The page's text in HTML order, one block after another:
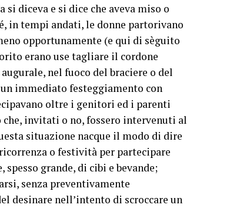
diceva e si dice che aveva miso o
in tempi andati, le donne partorivano
opportunamente (e qui di sèguito
erano use tagliare il cordone
nel fuoco del braciere o del
immediato festeggiamento con
oltre i genitori ed i parenti
invitati o no, fossero intervenuti al
situazione nacque il modo di dire
o festività per partecipare
grande, di cibi e bevande;
senza preventivamente
desinare nell’intento di scroccare un